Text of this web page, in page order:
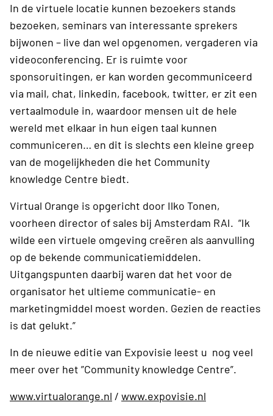
In de virtuele locatie kunnen bezoekers stands
bezoeken, seminars van interessante sprekers
bijwonen – live dan wel opgenomen, vergaderen via
videoconferencing. Er is ruimte voor
sponsoruitingen, er kan worden gecommuniceerd
via mail, chat, linkedin, facebook, twitter, er zit een
vertaalmodule in, waardoor mensen uit de hele
wereld met elkaar in hun eigen taal kunnen
communiceren… en dit is slechts een kleine greep
van de mogelijkheden die het Community
knowledge Centre biedt.
Virtual Orange is opgericht door Ilko Tonen,
voorheen director of sales bij Amsterdam RAI. “Ik
wilde een virtuele omgeving creëren als aanvulling
op de bekende communicatiemiddelen.
Uitgangspunten daarbij waren dat het voor de
organisator het ultieme communicatie- en
marketingmiddel moest worden. Gezien de reacties
is dat gelukt.”
In de nieuwe editie van Expovisie leest u nog veel
meer over het ”Community knowledge Centre”.
www.virtualorange.nl / www.expovisie.nl